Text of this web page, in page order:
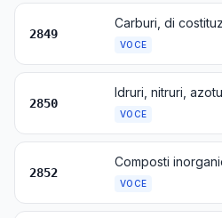
2849
VOCE
2850
VOCE
2852
VOCE